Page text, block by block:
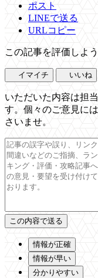
ポスト
LINEで送る
URLコピー
この記事を評価しよう
イマイチ いいね
いただいた内容は担
す。個々のご意見に
さいませ。
情報が正確
情報が早い
分かりやすい